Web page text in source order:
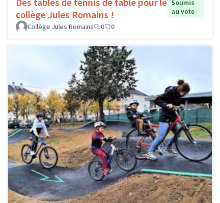
collège Jules Romains !
Soumis
au vote
Collège Jules Romains
0 0